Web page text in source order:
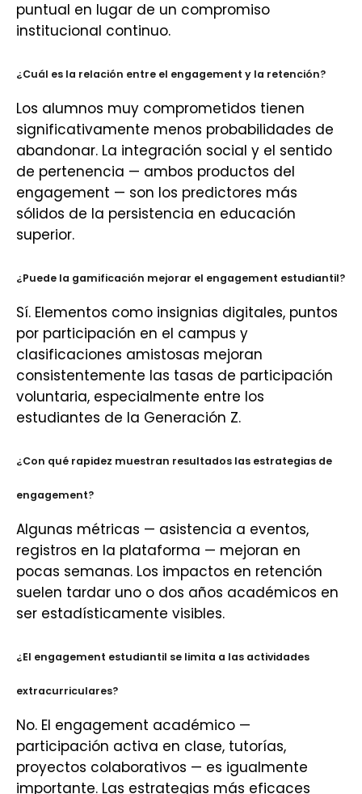
puntual en lugar de un compromiso
institucional continuo.
¿Cuál es la relación entre el engagement y la retención?
Los alumnos muy comprometidos tienen
significativamente menos probabilidades de
abandonar. La integración social y el sentido
de pertenencia — ambos productos del
engagement — son los predictores más
sólidos de la persistencia en educación
superior.
¿Puede la gamificación mejorar el engagement estudiantil?
Sí. Elementos como insignias digitales, puntos
por participación en el campus y
clasificaciones amistosas mejoran
consistentemente las tasas de participación
voluntaria, especialmente entre los
estudiantes de la Generación Z.
¿Con qué rapidez muestran resultados las estrategias de
engagement?
Algunas métricas — asistencia a eventos,
registros en la plataforma — mejoran en
pocas semanas. Los impactos en retención
suelen tardar uno o dos años académicos en
ser estadísticamente visibles.
¿El engagement estudiantil se limita a las actividades
extracurriculares?
No. El engagement académico —
participación activa en clase, tutorías,
proyectos colaborativos — es igualmente
importante. Las estrategias más eficaces